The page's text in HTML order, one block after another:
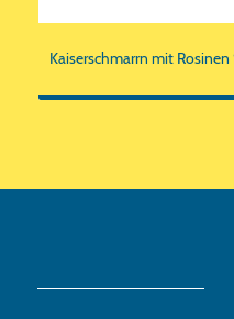
Kaiserschmarrn mit Rosinen